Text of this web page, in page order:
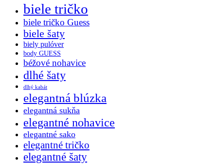
biele tričko
biele tričko Guess
biele šaty
biely pulóver
body GUESS
béžové nohavice
dlhé šaty
dlhý kabát
elegantná blúzka
elegantná sukňa
elegantné nohavice
elegantné sako
elegantné tričko
elegantné šaty